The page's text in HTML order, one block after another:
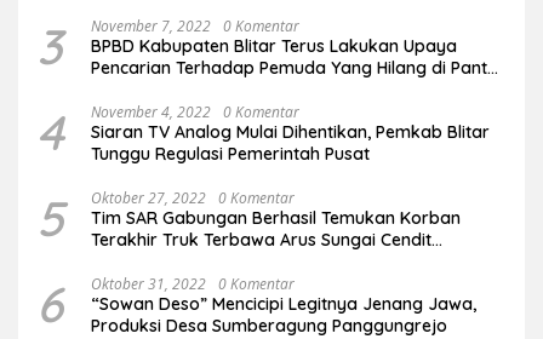
3 November 7, 2022 0 Komentar
BPBD Kabupaten Blitar Terus Lakukan Upaya
Pencarian Terhadap Pemuda Yang Hilang di Pantai
4 November 4, 2022 0 Komentar
Siaran TV Analog Mulai Dihentikan, Pemkab Blitar
Tunggu Regulasi Pemerintah Pusat
5 Oktober 27, 2022 0 Komentar
Tim SAR Gabungan Berhasil Temukan Korban
Terakhir Truk Terbawa Arus Sungai Cendit
6 Oktober 31, 2022 0 Komentar
“Sowan Deso” Mencicipi Legitnya Jenang Jawa,
Produksi Desa Sumberagung Panggungrejo